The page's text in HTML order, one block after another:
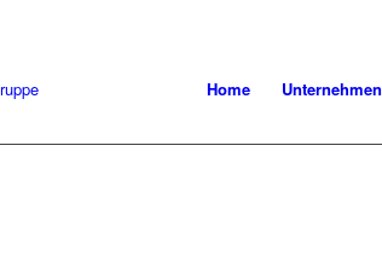
Home Unternehmen